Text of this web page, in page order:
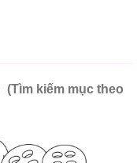
(Tìm kiếm mục theo